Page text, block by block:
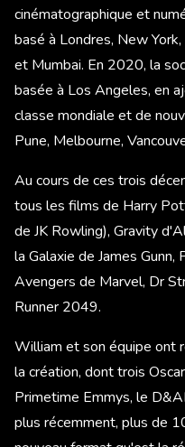
cinématographique et
basé à Londres, New
et Mumbai. En 2020, la
basée à Los Angeles, en
classe mondiale et de
Pune, Melbourne,
Au cours de ces trois
tous les films de Harry
de JK Rowling), Gravity
la Galaxie de James
Avengers de Marvel, Dr
Runner 2049.
William et son équipe ont
la création, dont trois
Primetime Emmys, le
plus récemment, plus de